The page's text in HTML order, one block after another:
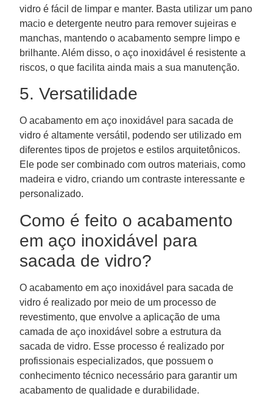
vidro é fácil de limpar e manter. Basta utilizar um pano
macio e detergente neutro para remover sujeiras e
manchas, mantendo o acabamento sempre limpo e
brilhante. Além disso, o aço inoxidável é resistente a
riscos, o que facilita ainda mais a sua manutenção.
5. Versatilidade
O acabamento em aço inoxidável para sacada de
vidro é altamente versátil, podendo ser utilizado em
diferentes tipos de projetos e estilos arquitetônicos.
Ele pode ser combinado com outros materiais, como
madeira e vidro, criando um contraste interessante e
personalizado.
Como é feito o acabamento
em aço inoxidável para
sacada de vidro?
O acabamento em aço inoxidável para sacada de
vidro é realizado por meio de um processo de
revestimento, que envolve a aplicação de uma
camada de aço inoxidável sobre a estrutura da
sacada de vidro. Esse processo é realizado por
profissionais especializados, que possuem o
conhecimento técnico necessário para garantir um
acabamento de qualidade e durabilidade.